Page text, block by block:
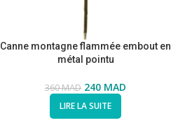
Canne montagne flammée embout en
métal pointu
360MAD 240 MAD
LIRE LA SUITE